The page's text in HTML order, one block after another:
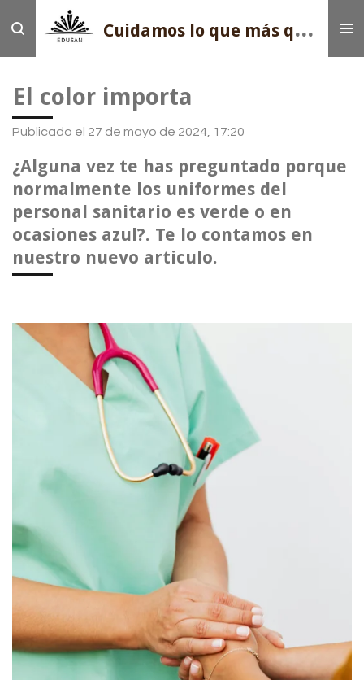
contenido
Cui
damos lo que más quieres
El color importa
Publicado el 27 de mayo de 2024, 17:20
¿Alguna vez te has preguntado porque
normalmente los uniformes del
personal sanitario es verde o en
ocasiones azul?. Te lo contamos en
nuestro nuevo articulo.